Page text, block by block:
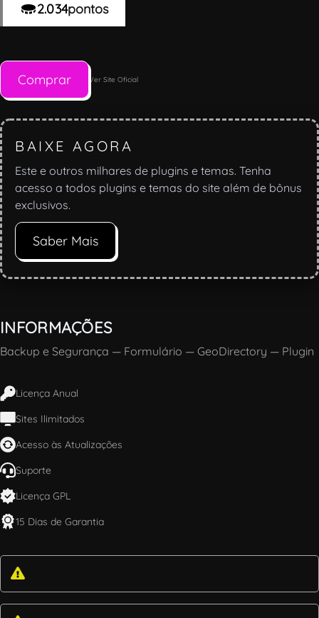
2.034pontos
Comprar Ver Site Oficial
BAIXE AGORA
Este e outros milhares de plugins e temas. Tenha
acesso a todos plugins e temas do site além de bônus
exclusivos.
Saber Mais
INFORMAÇÕES
Backup e Segurança — Formulário — GeoDirectory — Plugin
Licença Anual
Sites Ilimitados
Acesso às Atualizações
Suporte
Licença GPL
15 Dias de Garantia